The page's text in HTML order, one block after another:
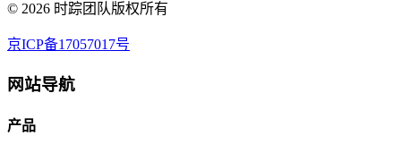
© 2026 时踪团队版权所有
京ICP备17057017号
网站导航
产品